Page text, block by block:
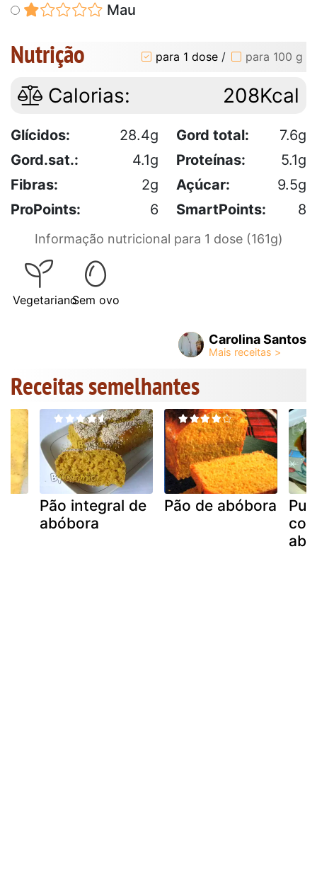
Mau
Nutrição para 1 dose / para 100 g
Calorias: 208Kcal
Glícidos: 28.4g Gord total:
7.6g
Gord.sat.:
4.1g Proteínas:
5.1g
Fibras:
2g Açúcar:
9.5g
ProPoints:
6 SmartPoints: 8
Informação nutricional para 1 dose (161g)
VegetarianoSem ovo
Carolina Santos
Receitas semelhantes
Pão integral de
abóbora
Pão de abóbora